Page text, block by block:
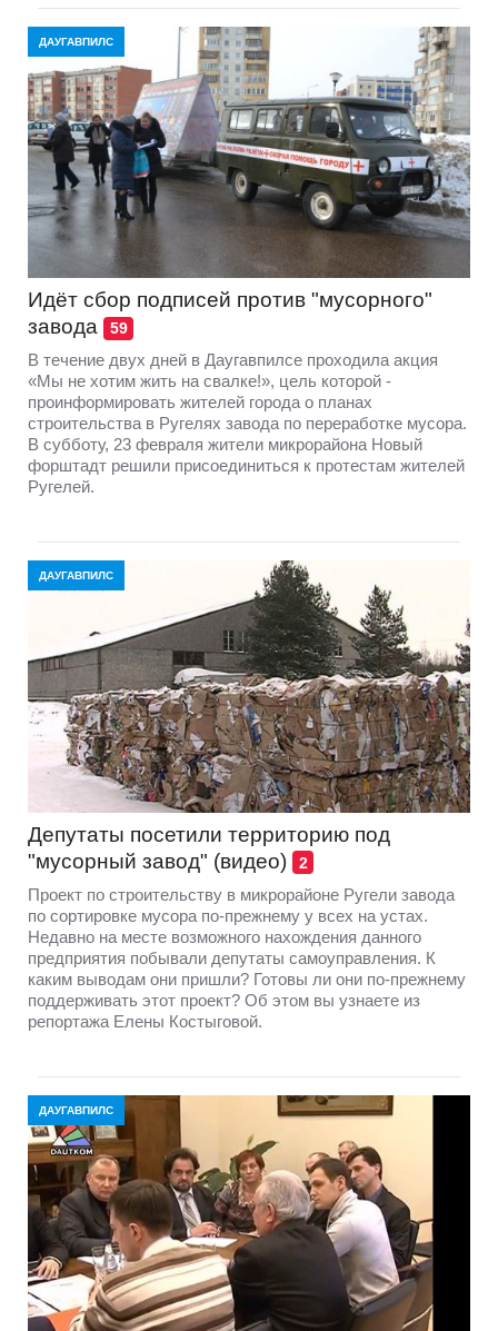
ДАУГАВПИЛС
Идёт сбор подписей против "мусорного"
завода
59
В течение двух дней в Даугавпилсе проходила акция
«Мы не хотим жить на свалке!», цель которой -
проинформировать жителей города о планах
строительства в Ругелях завода по переработке мусора.
В субботу, 23 февраля жители микрорайона Новый
форштадт решили присоединиться к протестам жителей
Ругелей.
ДАУГАВПИЛС
Депутаты посетили территорию под
"мусорный завод" (видео)
2
Проект по строительству в микрорайоне Ругели завода
по сортировке мусора по-прежнему у всех на устах.
Недавно на месте возможного нахождения данного
предприятия побывали депутаты самоуправления. К
каким выводам они пришли? Готовы ли они по-прежнему
поддерживать этот проект? Об этом вы узнаете из
репортажа Елены Костыговой.
ДАУГАВПИЛС